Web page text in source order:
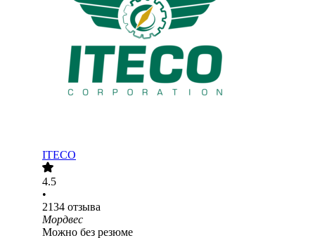
ITECO
4.5
•
2134 отзыва
Мордвес
Можно без резюме